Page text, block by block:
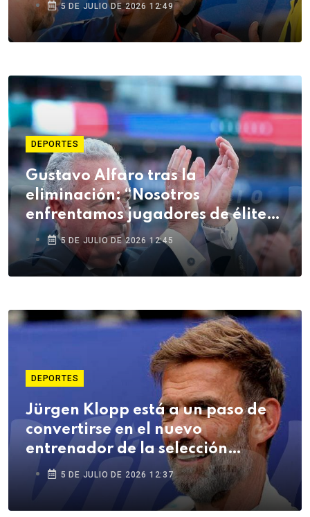
5 DE JULIO DE 2026 12:49
DEPORTES
Gustavo Alfaro tras la
eliminación: “Nosotros
enfrentamos jugadores de élite
mundial, los nuestros vienen de
vidas muy duras”
5 DE JULIO DE 2026 12:45
DEPORTES
Jürgen Klopp está a un paso de
convertirse en el nuevo
entrenador de la selección
alemana
5 DE JULIO DE 2026 12:37